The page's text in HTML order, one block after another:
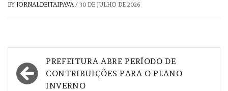
BY JORNALDEITAIPAVA/ 30 DE JULHO DE 2026
Navegação
de
PREFEITURA ABRE PERÍODO DE
CONTRIBUIÇÕES PARA O PLANO
INVERNO